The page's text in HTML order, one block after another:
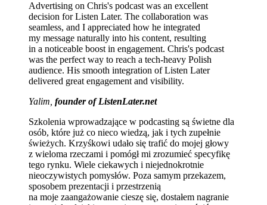
Advertising on Chris's podcast was an excellent
decision for Listen Later. The collaboration was
seamless, and I appreciated how he integrated
my message naturally into his content, resulting
in a noticeable boost in engagement. Chris's podcast
was the perfect way to reach a tech-heavy Polish
audience. His smooth integration of Listen Later
delivered great engagement and visibility.
Yalim, founder of ListenLater.net
Szkolenia wprowadzające w podcasting są świetne dla
osób, które już co nieco wiedzą, jak i tych zupełnie
świeżych. Krzyśkowi udało się trafić do mojej głowy
z wieloma rzeczami i pomógł mi zrozumieć specyfikę
tego rynku. Wiele ciekawych i niejednokrotnie
nieoczywistych pomysłów. Poza samym przekazem,
sposobem prezentacji i przestrzenią
na moje zaangażowanie cieszę się, dostałem nagranie